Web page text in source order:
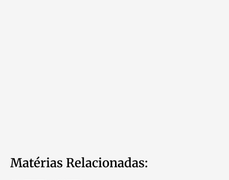
Matérias Relacionadas: